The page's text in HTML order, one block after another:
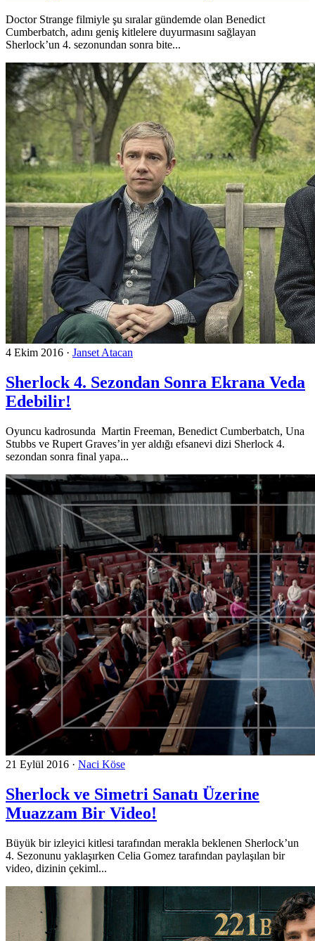
Doctor Strange filmiyle şu sıralar gündemde olan Benedict
Cumberbatch, adını geniş kitlelere duyurmasını sağlayan
Sherlock’un 4. sezonundan sonra bite...
4 Ekim 2016 · Janset Atacan
Sherlock 4. Sezondan Sonra Ekrana Veda
Edebilir!
Oyuncu kadrosunda Martin Freeman, Benedict Cumberbatch, Una
Stubbs ve Rupert Graves’in yer aldığı efsanevi dizi Sherlock 4.
sezondan sonra final yapa...
21 Eylül 2016 · Naci Köse
Sherlock ve Simetri Sanatı Üzerine
Muazzam Bir Video!
Büyük bir izleyici kitlesi tarafından merakla beklenen Sherlock’un
4. Sezonunu yaklaşırken Celia Gomez tarafından paylaşılan bir
video, dizinin çekiml...